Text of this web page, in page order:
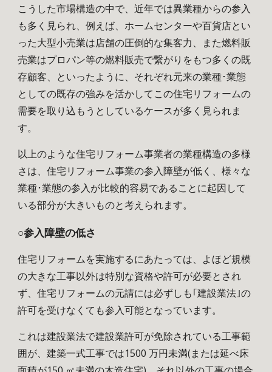
こうした市場構造の中で、近年では異業種からの参入
も多く見られ、例えば、ホームセンターや百貨店とい
った大型小売業は店舗の圧倒的な集客力、また燃料販
売業はプロパン等の燃料販売で繋がりをもつ多くの既
存顧客、といったように、それぞれ元来の業種･業態
としての既存の強みを活かしてこの住宅リフォームの
需要を取り込もうとしているケースが多く見られま
す。
以上のような住宅リフォーム事業者の業種構造の多様
さは、住宅リフォーム事業の参入障壁が低く、様々な
業種･業態の参入が比較的容易であることに起因して
いる部分が大きいものと考えられます。
○参入障壁の低さ
住宅リフォームを実施するにあたっては、よほど規模
の大きな工事以外は特別な資格や許可が必要とされ
ず、住宅リフォームの元請には必ずしも｢建設業法｣の
許可を受けなくても参入可能となっています。
これは建設業法で建設業許可が免除されている工事範
囲が、建築一式工事では1500 万円未満(または延べ床